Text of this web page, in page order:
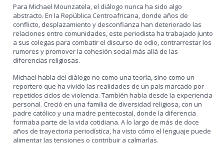
Para Michael Mounzatela, el diálogo nunca ha sido algo
abstracto. En la República Centroafricana, donde años de
conflicto, desplazamiento y desconfianza han deteriorado las
relaciones entre comunidades, este periodista ha trabajado junto
a sus colegas para combatir el discurso de odio, contrarrestar los
rumores y promover la cohesión social más allá de las
diferencias religiosas.
Michael habla del diálogo no como una teoría, sino como un
reportero que ha vivido las realidades de un país marcado por
repetidos ciclos de violencia. También habla desde la experiencia
personal. Creció en una familia de diversidad religiosa, con un
padre católico y una madre pentecostal, donde la diferencia
formaba parte de la vida cotidiana. A lo largo de más de doce
años de trayectoria periodística, ha visto cómo el lenguaje puede
alimentar las tensiones o contribuir a calmarlas.